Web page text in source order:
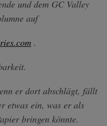
und dem GC Valley
auf
.
er dort abschlägt, fällt
etwas ein, was er als
bringen könnte.